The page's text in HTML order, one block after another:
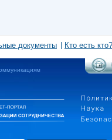
документы Кто есть кто?